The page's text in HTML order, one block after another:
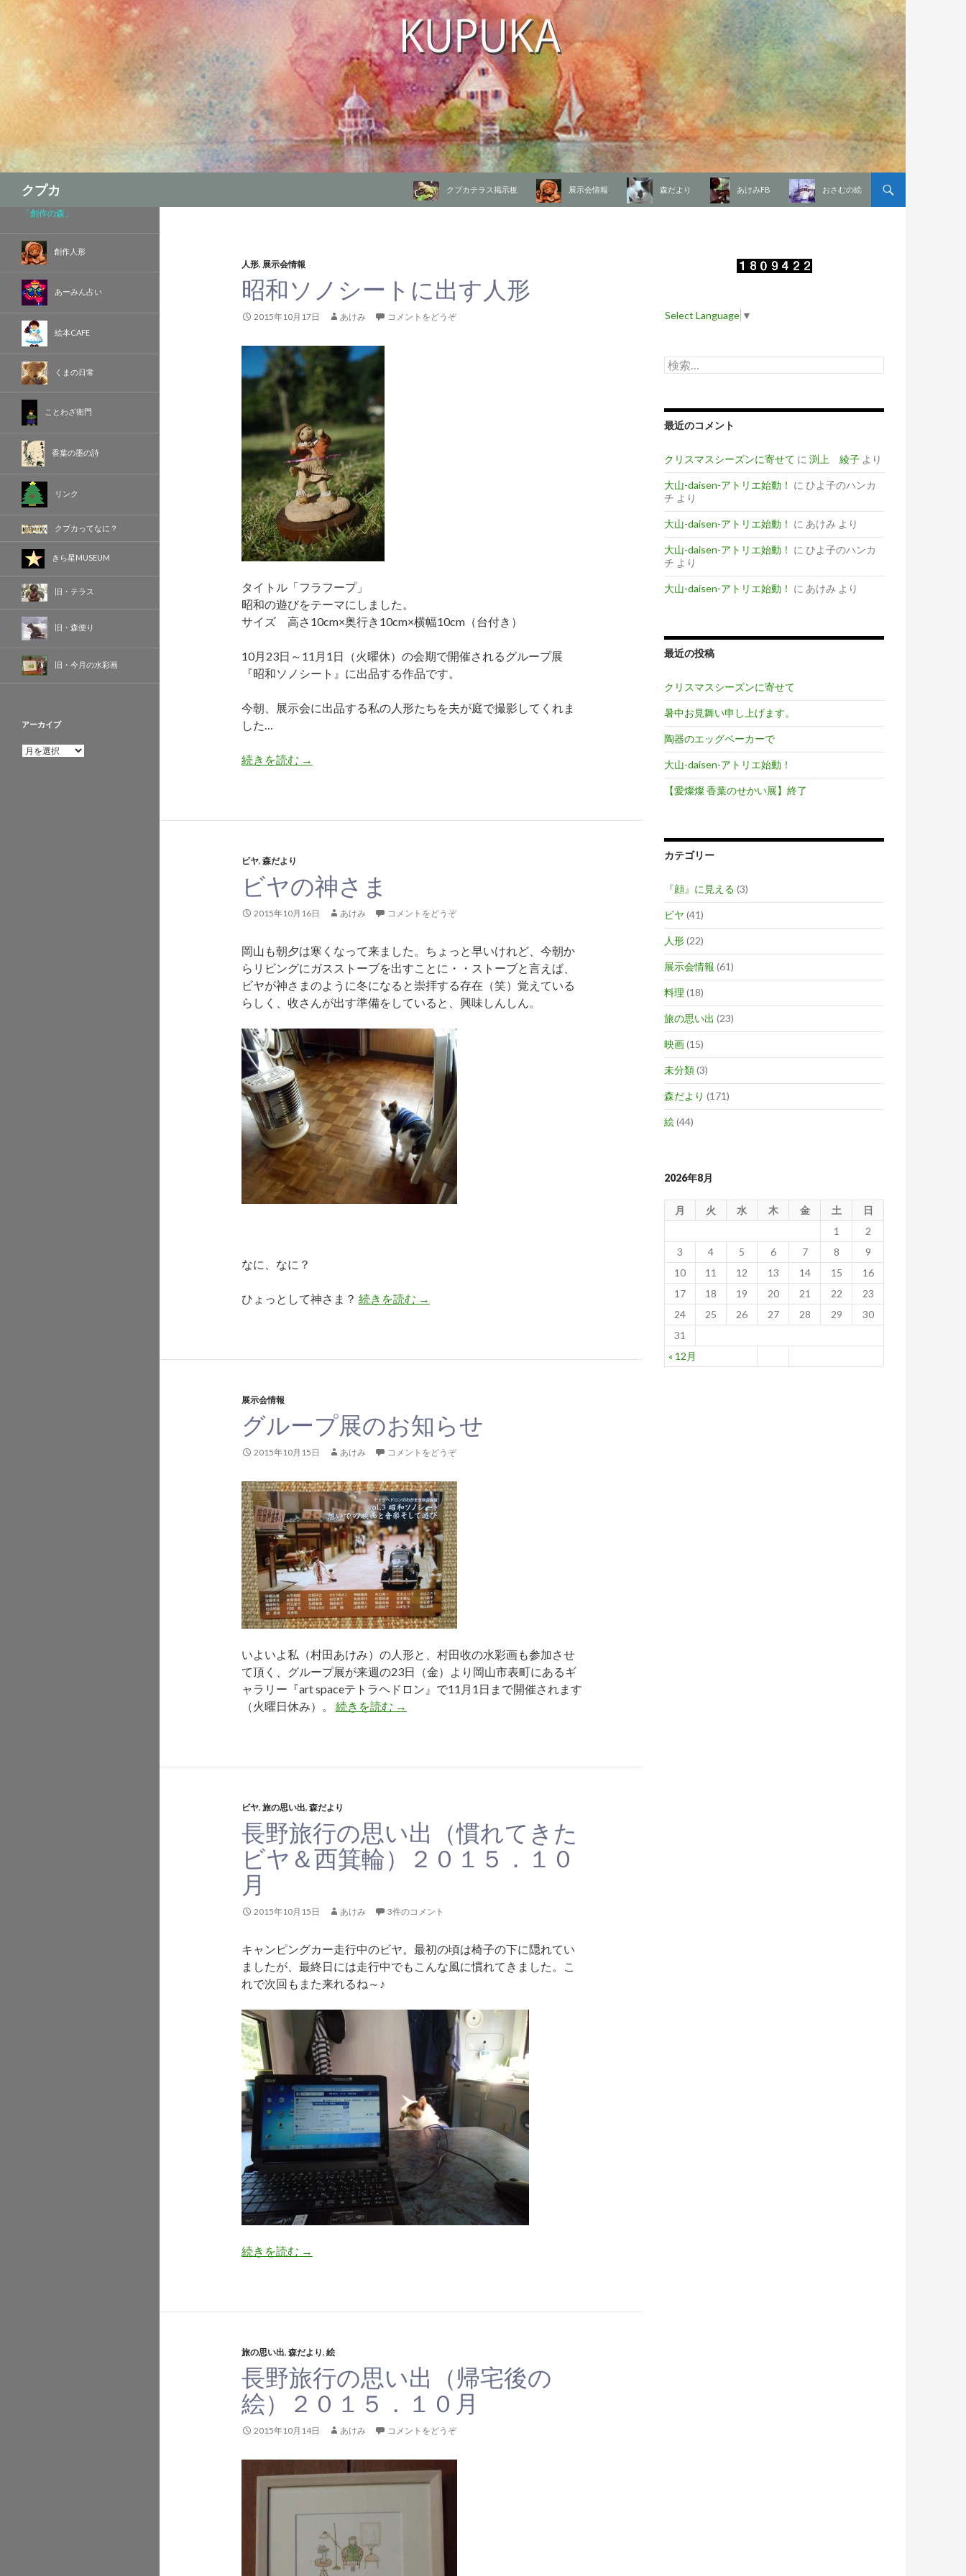
クプカ
クプカテラス掲示板
展示会情報 森だより あけみFB おさむの絵
人形, 展示会情報
昭和ソノシートに出す人形
2015年10月17日 あけみ コメントをどうぞ
タイトル「フラフープ」
昭和の遊びをテーマにしました。
サイズ 高さ10cm×奥行き10cm×横幅10cm（台付き）
10月23日～11月1日（火曜休）の会期で開催されるグループ展
『昭和ソノシート』に出品する作品です。
今朝、展示会に出品する私の人形たちを夫が庭で撮影してくれま
した…
続きを読む 昭和ソノシートに出す人形
→
ビヤ, 森だより
ビヤの神さま
2015年10月16日 あけみ コメントをどうぞ
岡山も朝夕は寒くなって来ました。ちょっと早いけれど、今朝か
らリビングにガスストーブを出すことに・・ストーブと言えば、
ビヤが神さまのように冬になると崇拝する存在（笑）覚えている
らしく、收さんが出す準備をしていると、興味しんしん。
なに、なに？
ひょっとして神さま？ 続きを読む ビヤの神さま
→
展示会情報
グループ展のお知らせ
2015年10月15日 あけみ コメントをどうぞ
いよいよ私（村田あけみ）の人形と、村田收の水彩画も参加させ
て頂く、グループ展が来週の23日（金）より岡山市表町にあるギ
ャラリー『art spaceテトラヘドロン』で11月1日まで開催されます
（火曜日休み）。 続きを読む グループ展のお知らせ
→
ビヤ, 旅の思い出, 森だより
長野旅行の思い出（慣れてきた
ビヤ＆西箕輪）２０１５．１０
月
2015年10月15日 あけみ 3件のコメント
キャンピングカー走行中のビヤ。最初の頃は椅子の下に隠れてい
ましたが、最終日には走行中でもこんな風に慣れてきました。こ
れで次回もまた来れるね～♪
続きを読む 長野旅行の思い出（慣れてきたビヤ＆西箕輪）２０１５．１０月
→
旅の思い出, 森だより, 絵
長野旅行の思い出（帰宅後の
絵）２０１５．１０月
2015年10月14日 あけみ コメントをどうぞ
Select Language ▼
検
索
最近のコメント
クリスマスシーズンに寄せて に 渕上 綾子 より
大山-daisen-アトリエ始動！ に ひよ子のハンカ
チ より
大山-daisen-アトリエ始動！ に あけみ より
大山-daisen-アトリエ始動！ に ひよ子のハンカ
チ より
大山-daisen-アトリエ始動！ に あけみ より
最近の投稿
クリスマスシーズンに寄せて
暑中お見舞い申し上げます。
陶器のエッグベーカーで
大山-daisen-アトリエ始動！
【愛燦燦 香葉のせかい展】終了
カテゴリー
『顔』に見える (3)
ビヤ (41)
人形(22)
展示会情報 (61)
料理 (18)
旅の思い出 (23)
映画(15)
未分類(3)
森だより (171)
絵(44)
2026年8月
月 火 水 木 金 土 日
« 12月
1
2
3
4 5 6 7 8
9
10
11 12 13 14 15
16
17
18 19 20 21 22
23
24
25 26 27 28 29
30
31
「創作の森」
創作人形
あーみん占い
絵本CAFE
くまの日常
ことわざ衛門
香葉の墨の詩
リンク
クプカってなに？
きら星MUSEUM
旧・テラス
旧・森便り
旧・今月の水彩画
アーカイブ
ア